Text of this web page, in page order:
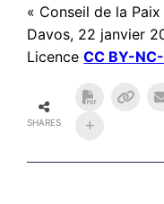
« Conseil de la
Davos, 22 janvier
LicenceCC BY-
SHARES